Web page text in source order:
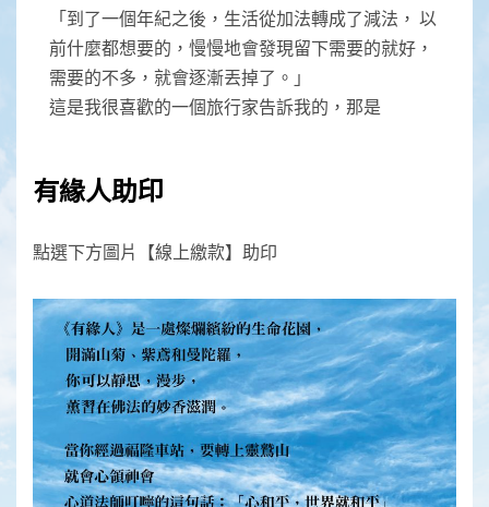
「到了一個年紀之後，生活從加法轉成了減法， 以
前什麼都想要的，慢慢地會發現留下需要的就好，
需要的不多，就會逐漸丟掉了。」
這是我很喜歡的一個旅行家告訴我的，那是
有緣人助印
點選下方圖片【線上繳款】助印